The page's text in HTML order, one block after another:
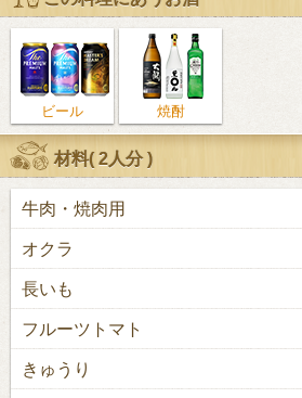
ビール 焼酎
材料(2人分)
牛肉・焼肉用
オクラ
長いも
フルーツトマト
きゅうり